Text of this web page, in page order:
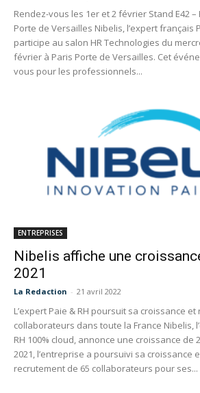
Rendez-vous les 1er et 2 février Stand E42 –
Porte de Versailles Nibelis, l’expert français
participe au salon HR Technologies du
février à Paris Porte de Versailles. Cet
vous pour les professionnels...
ENTREPRISES
Nibelis affiche une
2021
La Redaction - 21 avril 2022
L’expert Paie & RH poursuit sa croissance
collaborateurs dans toute la France Nibelis,
RH 100% cloud, annonce une croissance de
2021, l’entreprise a poursuivi sa croissance
recrutement de 65 collaborateurs pour ses...